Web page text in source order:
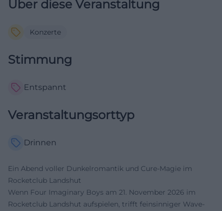
Über diese Veranstaltung
Konzerte
Stimmung
Entspannt
Veranstaltungsorttyp
Drinnen
Ein Abend voller Dunkelromantik und Cure-Magie im
Rocketclub Landshut
Wenn Four Imaginary Boys am 21. November 2026 im
Rocketclub Landshut aufspielen, trifft feinsinniger Wave-